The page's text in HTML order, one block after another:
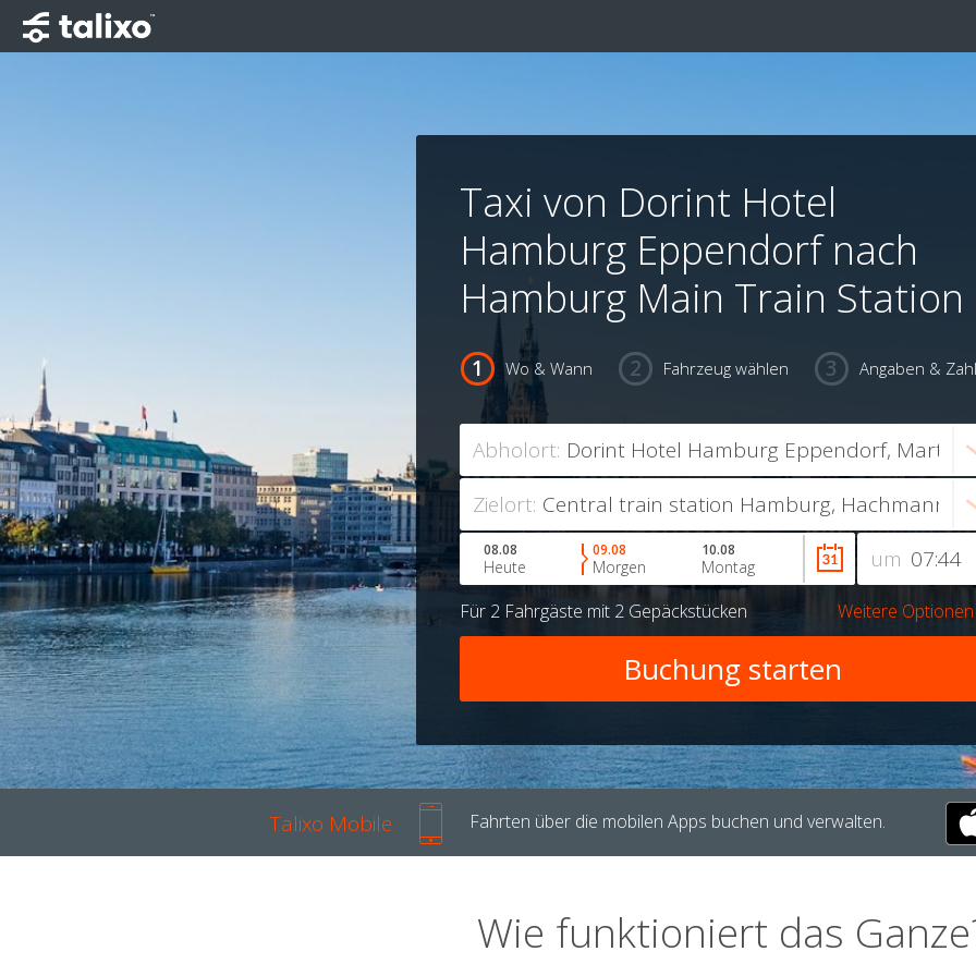
Taxi von Dorint Hotel
Hamburg Eppendorf nach
Hamburg Main Train Station
Wo & Wann Fahrzeug wählen Angaben &
Abholort:
Zielort:
um
08.08
Heute
09.08
Morgen
10.08
Montag
Für 2 Fahrgäste mit 2 Gepäckstücken Weitere Optionen
Talixo Mobile Fahrten über die mobilen Apps buchen und verwalten.
Wie funktioniert das